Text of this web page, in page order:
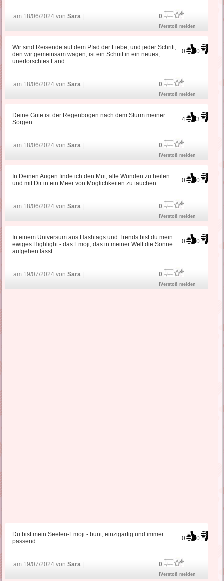
am 18/06/2024 vonSara 0
!Verstoß melden
0 0
Wir sind Reisende auf dem Pfad der Liebe, und jeder Schritt,
den wir gemeinsam wagen, ist ein Schritt in ein neues,
unerforschtes Land.
am 18/06/2024 vonSara 0
!Verstoß melden
4 3
Deine Güte ist der Regenbogen nach dem Sturm meiner
Sorgen.
am 18/06/2024 vonSara 0
!Verstoß melden
0 0
In Deinen Augen finde ich den Mut, alte Wunden zu heilen
und mit Dir in ein Meer von Möglichkeiten zu tauchen.
am 18/06/2024 vonSara 0
!Verstoß melden
0 0
In einem Universum aus Hashtags und Trends bist du mein
ewiges Highlight - das Emoji, das in meiner Welt die Sonne
aufgehen lässt.
am 19/07/2024 vonSara 0
!Verstoß melden
0 0
Du bist mein Seelen-Emoji - bunt, einzigartig und immer
passend.
am 19/07/2024 vonSara 0
!Verstoß melden